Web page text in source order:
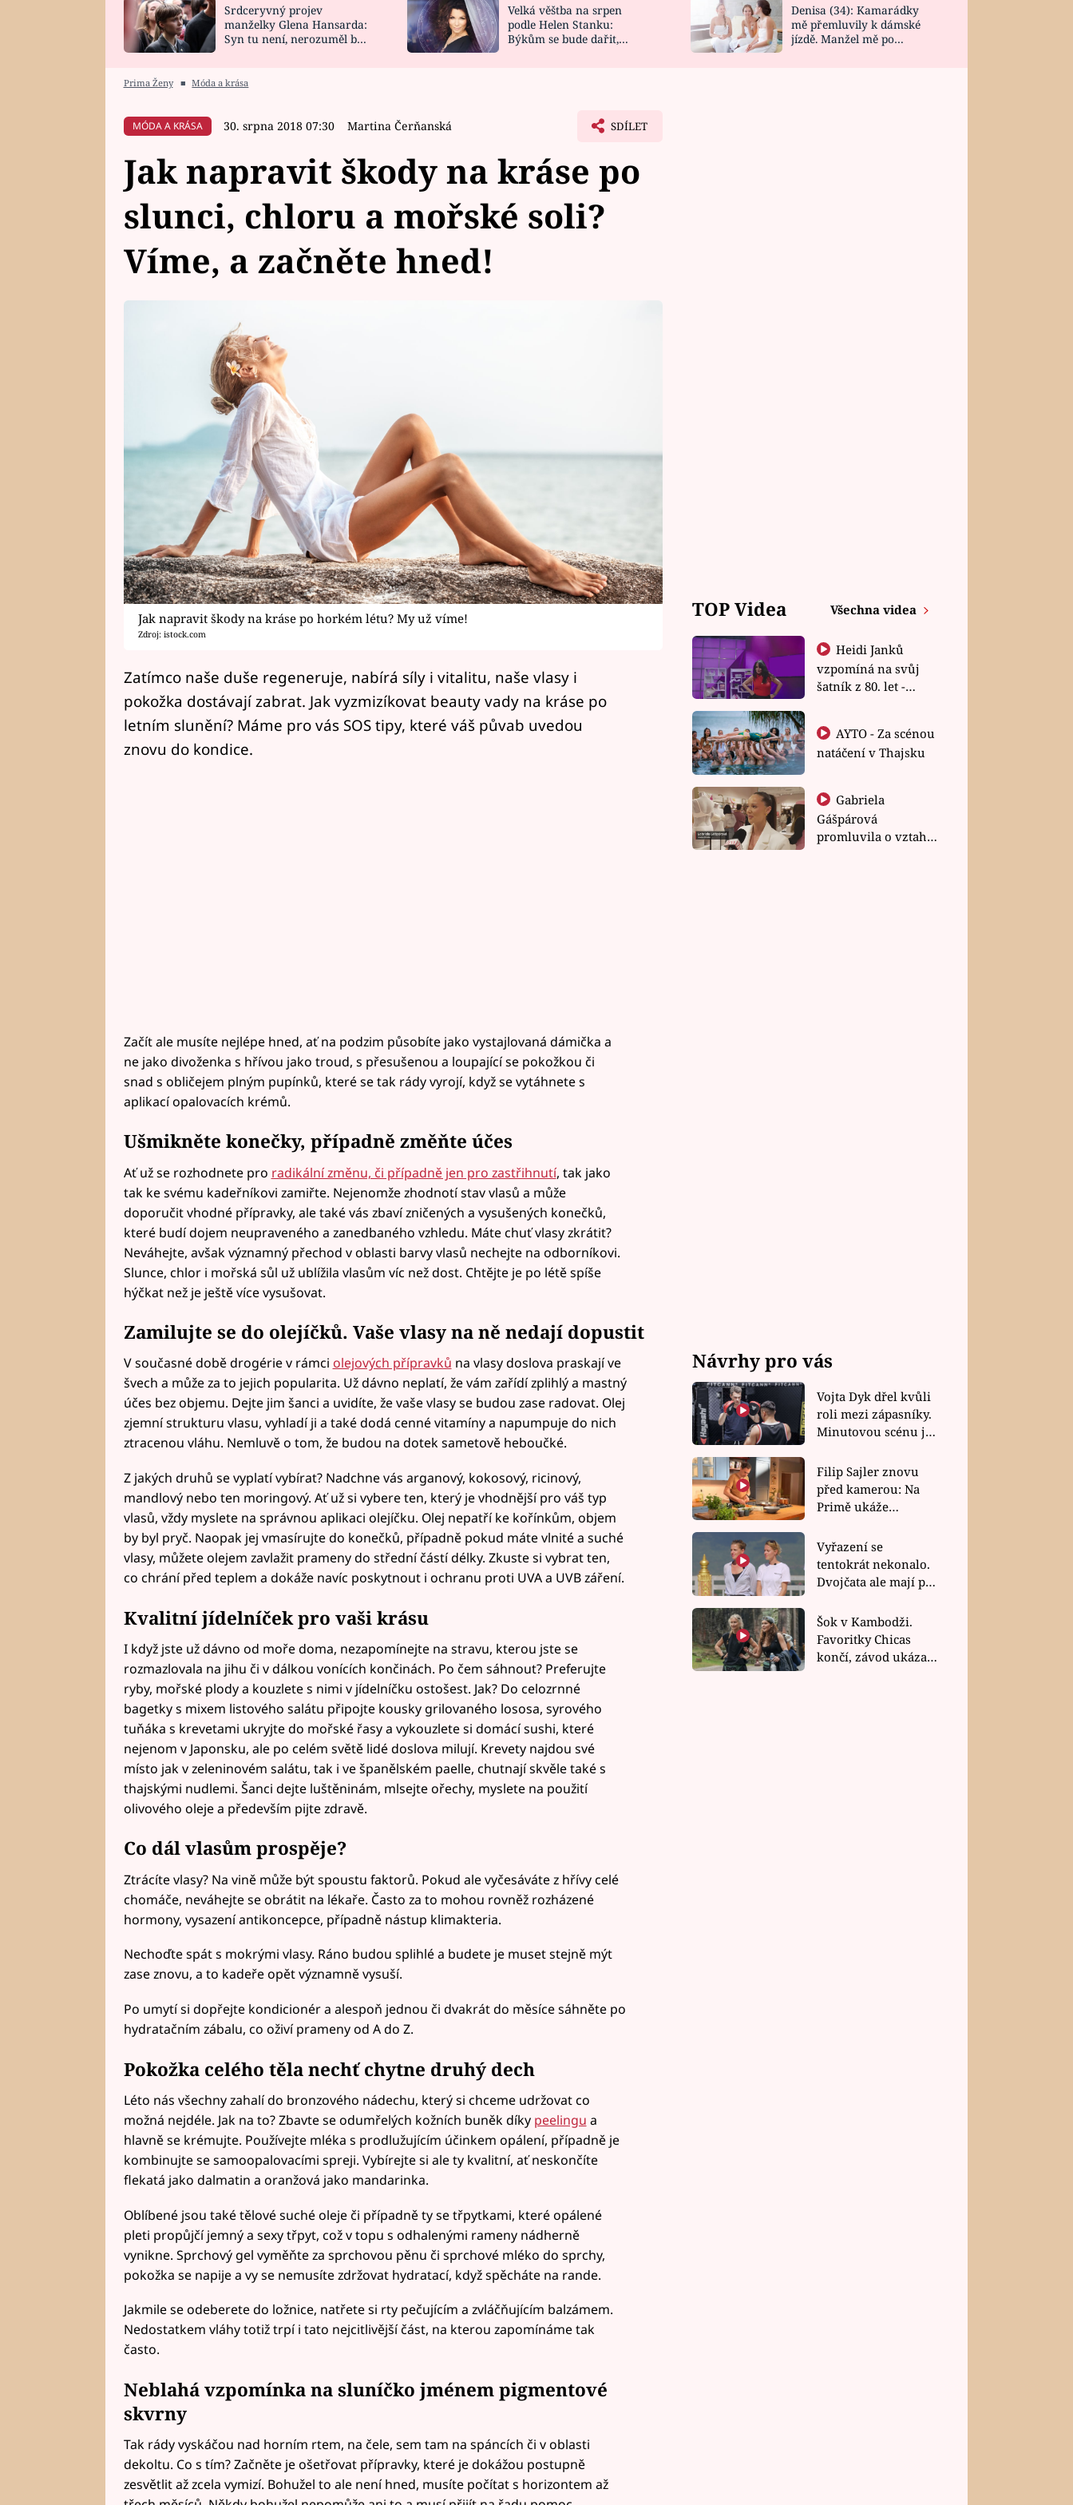
HOROSKOP NA
CELEBRITY
VAŘENÍ
NOVINKY
VIDEORECEPTY
DESIGN
Srdceryvný projev
manželky Glena Hansarda:
Syn tu není, nerozuměl by
Velká věštba na srpen
podle Helen Stanku:
Býkům se bude dařit,
Denisa (34): Kamarádky
mě přemluvily k dámské
jízdě. Manžel mě po
Prima Ženy ■ Móda a krása
MÓDA A KRÁSA 30. srpna 2018 07:30 Martina Čerňanská SDÍLET
Jak napravit škody na kráse po
slunci, chloru a mořské soli?
Víme, a začněte hned!
Jak napravit škody na kráse po horkém létu? My už víme!
Zdroj: istock.com
Zatímco naše duše regeneruje, nabírá síly i vitalitu, naše vlasy i
pokožka dostávají zabrat. Jak vyzmizíkovat beauty vady na kráse po
letním slunění? Máme pro vás SOS tipy, které váš půvab uvedou
znovu do kondice.
Začít ale musíte nejlépe hned, ať na podzim působíte jako vystajlovaná dámička a
ne jako divoženka s hřívou jako troud, s přesušenou a loupající se pokožkou či
snad s obličejem plným pupínků, které se tak rády vyrojí, když se vytáhnete s
aplikací opalovacích krémů.
Ušmikněte konečky, případně změňte účes
Ať už se rozhodnete pro radikální změnu, či případně jen pro zastřihnutí, tak jako
tak ke svému kadeřníkovi zamiřte. Nejenomže zhodnotí stav vlasů a může
doporučit vhodné přípravky, ale také vás zbaví zničených a vysušených konečků,
které budí dojem neupraveného a zanedbaného vzhledu. Máte chuť vlasy zkrátit?
Neváhejte, avšak významný přechod v oblasti barvy vlasů nechejte na odborníkovi.
Slunce, chlor i mořská sůl už ublížila vlasům víc než dost. Chtějte je po létě spíše
hýčkat než je ještě více vysušovat.
Zamilujte se do olejíčků. Vaše vlasy na ně nedají dopustit
V současné době drogérie v rámci olejových přípravků na vlasy doslova praskají ve
švech a může za to jejich popularita. Už dávno neplatí, že vám zařídí zplihlý a mastný
účes bez objemu. Dejte jim šanci a uvidíte, že vaše vlasy se budou zase radovat. Olej
zjemní strukturu vlasu, vyhladí ji a také dodá cenné vitamíny a napumpuje do nich
ztracenou vláhu. Nemluvě o tom, že budou na dotek sametově heboučké.
Z jakých druhů se vyplatí vybírat? Nadchne vás arganový, kokosový, ricinový,
mandlový nebo ten moringový. Ať už si vybere ten, který je vhodnější pro váš typ
vlasů, vždy myslete na správnou aplikaci olejíčku. Olej nepatří ke kořínkům, objem
by byl pryč. Naopak jej vmasírujte do konečků, případně pokud máte vlnité a suché
vlasy, můžete olejem zavlažit prameny do střední částí délky. Zkuste si vybrat ten,
co chrání před teplem a dokáže navíc poskytnout i ochranu proti UVA a UVB záření.
Kvalitní jídelníček pro vaši krásu
I když jste už dávno od moře doma, nezapomínejte na stravu, kterou jste se
rozmazlovala na jihu či v dálkou vonících končinách. Po čem sáhnout? Preferujte
ryby, mořské plody a kouzlete s nimi v jídelníčku ostošest. Jak? Do celozrnné
bagetky s mixem listového salátu připojte kousky grilovaného lososa, syrového
tuňáka s krevetami ukryjte do mořské řasy a vykouzlete si domácí sushi, které
nejenom v Japonsku, ale po celém světě lidé doslova milují. Krevety najdou své
místo jak v zeleninovém salátu, tak i ve španělském paelle, chutnají skvěle také s
thajskými nudlemi. Šanci dejte luštěninám, mlsejte ořechy, myslete na použití
olivového oleje a především pijte zdravě.
Co dál vlasům prospěje?
Ztrácíte vlasy? Na vině může být spoustu faktorů. Pokud ale vyčesáváte z hřívy celé
chomáče, neváhejte se obrátit na lékaře. Často za to mohou rovněž rozházené
hormony, vysazení antikoncepce, případně nástup klimakteria.
Nechoďte spát s mokrými vlasy. Ráno budou splihlé a budete je muset stejně mýt
zase znovu, a to kadeře opět významně vysuší.
Po umytí si dopřejte kondicionér a alespoň jednou či dvakrát do měsíce sáhněte po
hydratačním zábalu, co oživí prameny od A do Z.
Pokožka celého těla nechť chytne druhý dech
Léto nás všechny zahalí do bronzového nádechu, který si chceme udržovat co
možná nejdéle. Jak na to? Zbavte se odumřelých kožních buněk díky peelingu a
hlavně se krémujte. Používejte mléka s prodlužujícím účinkem opálení, případně je
kombinujte se samoopalovacími spreji. Vybírejte si ale ty kvalitní, ať neskončíte
flekatá jako dalmatin a oranžová jako mandarinka.
Oblíbené jsou také tělové suché oleje či případně ty se třpytkami, které opálené
pleti propůjčí jemný a sexy třpyt, což v topu s odhalenými rameny nádherně
vynikne. Sprchový gel vyměňte za sprchovou pěnu či sprchové mléko do sprchy,
pokožka se napije a vy se nemusíte zdržovat hydratací, když spěcháte na rande.
Jakmile se odeberete do ložnice, natřete si rty pečujícím a zvláčňujícím balzámem.
Nedostatkem vláhy totiž trpí i tato nejcitlivější část, na kterou zapomínáme tak
často.
Neblahá vzpomínka na sluníčko jménem pigmentové
skvrny
Tak rády vyskáčou nad horním rtem, na čele, sem tam na spáncích či v oblasti
dekoltu. Co s tím? Začněte je ošetřovat přípravky, které je dokážou postupně
zesvětlit až zcela vymizí. Bohužel to ale není hned, musíte počítat s horizontem až
TOP Videa Všechna videa
Heidi Janků
vzpomíná na svůj
šatník z 80. let -
natáčení v Thajsku
Gabriela
Gášpárová
promluvila o vztahu
Návrhy pro vás
Vojta Dyk dřel kvůli
roli mezi zápasníky.
Minutovou scénu jel
Filip Sajler znovu
před kamerou: Na
Primě ukáže
rychlé recepty
Vyřazení se
tentokrát nekonalo.
Dvojčata ale mají po
závodu nůž na krku
Šok v Kambodži.
Favoritky Chicas
končí, závod ukázal